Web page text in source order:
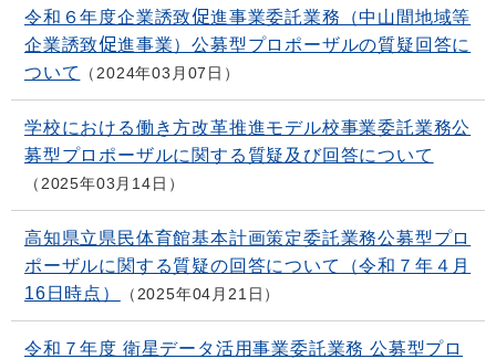
令和６年度企業誘致促進事業委託業務（中山間地域等
企業誘致促進事業）公募型プロポーザルの質疑回答に
ついて
2024年03月07日
学校における働き方改革推進モデル校事業委託業務公
募型プロポーザルに関する質疑及び回答について
2025年03月14日
高知県立県民体育館基本計画策定委託業務公募型プロ
ポーザルに関する質疑の回答について（令和７年４月
16日時点）
2025年04月21日
令和７年度 衛星データ活用事業委託業務 公募型プロ